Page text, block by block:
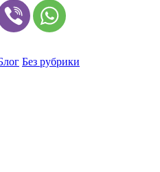
Без рубрики